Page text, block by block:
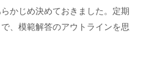
かじめ決めておきました。定期
、模範解答のアウトラインを思